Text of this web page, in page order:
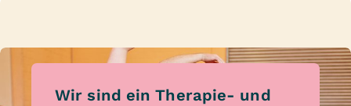
Wir sind ein Therapie- und